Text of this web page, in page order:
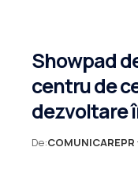
Showpad
centru de
dezvoltare
De:COMUNICAREPR